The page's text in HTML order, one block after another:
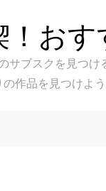
お
ブスクを見つけ
作品を見つけよう